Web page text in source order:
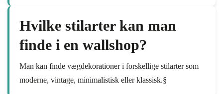
Hvilke stilarter kan man
finde i en wallshop?
Man kan finde vægdekorationer i forskellige stilarter som
moderne, vintage, minimalistisk eller klassisk.§